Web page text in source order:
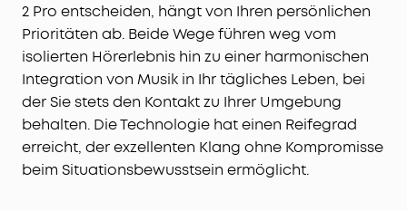
2 Pro entscheiden, hängt von Ihren persönlichen
Prioritäten ab. Beide Wege führen weg vom
isolierten Hörerlebnis hin zu einer harmonischen
Integration von Musik in Ihr tägliches Leben, bei
der Sie stets den Kontakt zu Ihrer Umgebung
behalten. Die Technologie hat einen Reifegrad
erreicht, der exzellenten Klang ohne Kompromisse
beim Situationsbewusstsein ermöglicht.